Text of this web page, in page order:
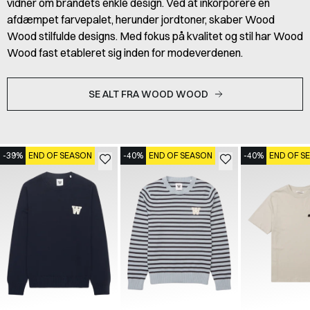
vidner om brandets enkle design. Ved at inkorporere en
afdæmpet farvepalet, herunder jordtoner, skaber Wood
Wood stilfulde designs. Med fokus på kvalitet og stil har Wood
Wood fast etableret sig inden for modeverdenen.
SE ALT FRA WOOD WOOD
-39% END OF SEASON -40% END OF SEASON -40% END OF